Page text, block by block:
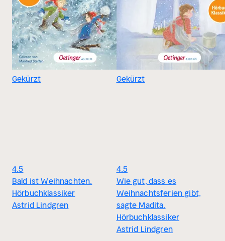
Gekürzt
4.5
Bald ist Weihnachten.
Hörbuchklassiker
Astrid Lindgren
Gekürzt
4.5
Wie gut, dass es
Weihnachtsferien gibt,
sagte Madita.
Hörbuchklassiker
Astrid Lindgren